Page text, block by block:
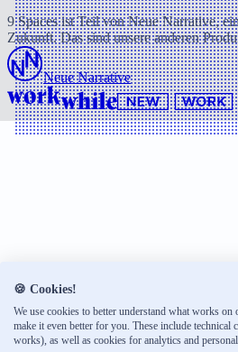
🍪 Cookies!
We use cookies to better understand what works
make it even better for you. These include
works), as well as cookies for analytics and
9 Spaces ist Teil von Neue Narrative,
Zukunft. Das sind unsere anderen
Neue Narrative